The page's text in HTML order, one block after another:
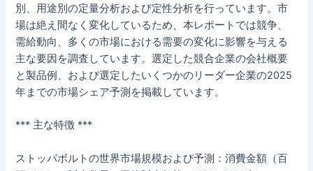
別、用途別の定量分析および定性分析を行っています。市
場は絶え間なく変化しているため、本レポートでは競争、
需給動向、多くの市場における需要の変化に影響を与える
主な要因を調査しています。選定した競合企業の会社概要
と製品例、および選定したいくつかのリーダー企業の2025
年までの市場シェア予測を掲載しています。
*** 主な特徴 ***
ストッパボルトの世界市場規模および予測：消費金額（百